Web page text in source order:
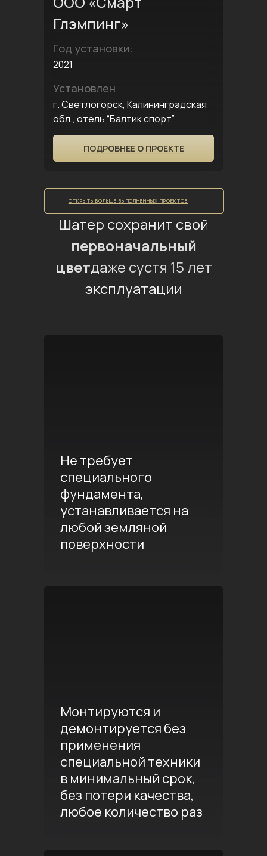
Глэмпинг»
Год установки:
2021
Установлен
г. Светлогорск, Калининградская
обл., отель “Балтик спорт”
ПОДРОБНЕЕ О ПРОЕКТЕ
ОТКРЫТЬ БОЛЬШЕ ВЫПОЛНЕННЫХ ПРОЕКТОВ
Шатер сохранит свой
первоначальный
цветдаже сустя 15 лет
эксплуатации
Не требует
специального
фундамента,
устанавливается на
любой земляной
поверхности
Монтируются и
демонтируется без
применения
специальной техники
в минимальный срок,
без потери качества,
любое количество раз